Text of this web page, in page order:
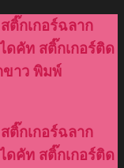
ติ๊กเกอร์ฉลาก
ดคัท สติ๊กเกอร์ติด
าว พิมพ์
ติ๊กเกอร์ฉลาก
ดคัท สติ๊กเกอร์ติด